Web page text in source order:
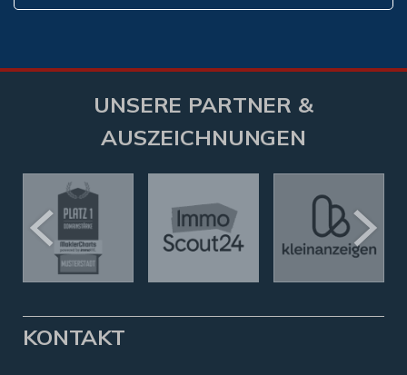
UNSERE PARTNER &
AUSZEICHNUNGEN
KONTAKT